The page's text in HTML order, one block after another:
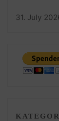
31. July